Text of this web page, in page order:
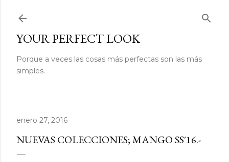
YOUR PERFECT LOOK
Porque a veces las cosas más perfectas son las más
simples.
enero 27, 2016
NUEVAS COLECCIONES; MANGO SS´16.-